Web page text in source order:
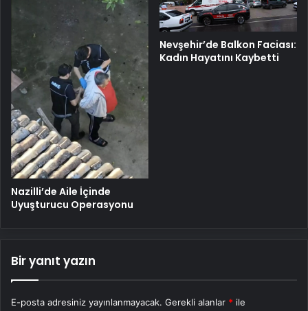
Nazilli’de Aile İçinde
Uyuşturucu Operasyonu
Nevşehir’de Balkon Faciası:
Kadın Hayatını Kaybetti
Bir yanıt yazın
E-posta adresiniz yayınlanmayacak. Gerekli alanlar * ile